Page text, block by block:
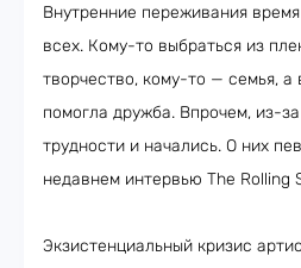
Внутренние переживания
всех. Кому-то выбраться из
творчество, кому-то — семья, а
помогла дружба. Впрочем, из-
трудности и начались. О них
недавнем интервью The Rolling
Экзистенциальный кризис